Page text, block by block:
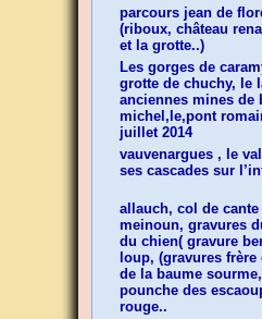
parcours jean de
(riboux, château
et la grotte..)
Les gorges de
grotte de chuchy, le
anciennes mines de
michel,le,pont
juillet 2014
vauvenargues , le
ses cascades sur
allauch, col de
meinoun, gravures
du chien( gravure
loup, (gravures
de la baume
pounche des
rouge..